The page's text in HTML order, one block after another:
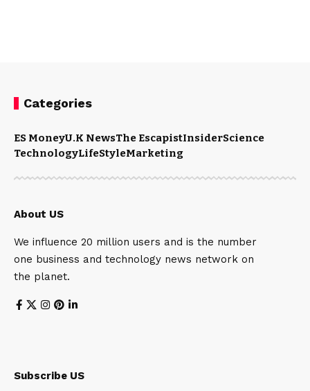
Categories
ES MoneyU.K NewsThe EscapistInsiderScience
TechnologyLifeStyleMarketing
About US
We influence 20 million users and is the number
one business and technology news network on
the planet.
Subscribe US